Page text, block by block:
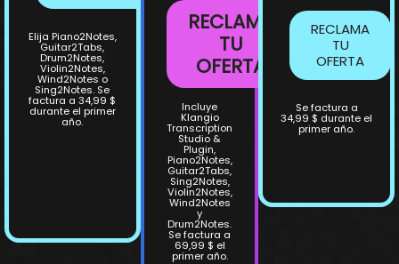
Elija Piano2Notes,
Guitar2Tabs,
Drum2Notes,
Violin2Notes,
Wind2Notes o
Sing2Notes. Se
factura a 34,99 $
durante el primer
año.
RECLAMA
TU
OFERTA
Incluye
Klangio
Transcription
Studio &
Plugin,
Piano2Notes,
Guitar2Tabs,
Sing2Notes,
Violin2Notes,
Wind2Notes
y
Drum2Notes.
Se factura a
69,99 $ el
primer año.
RECLAMA
TU
OFERTA
Se factura a
34,99 $ durante el
primer año.